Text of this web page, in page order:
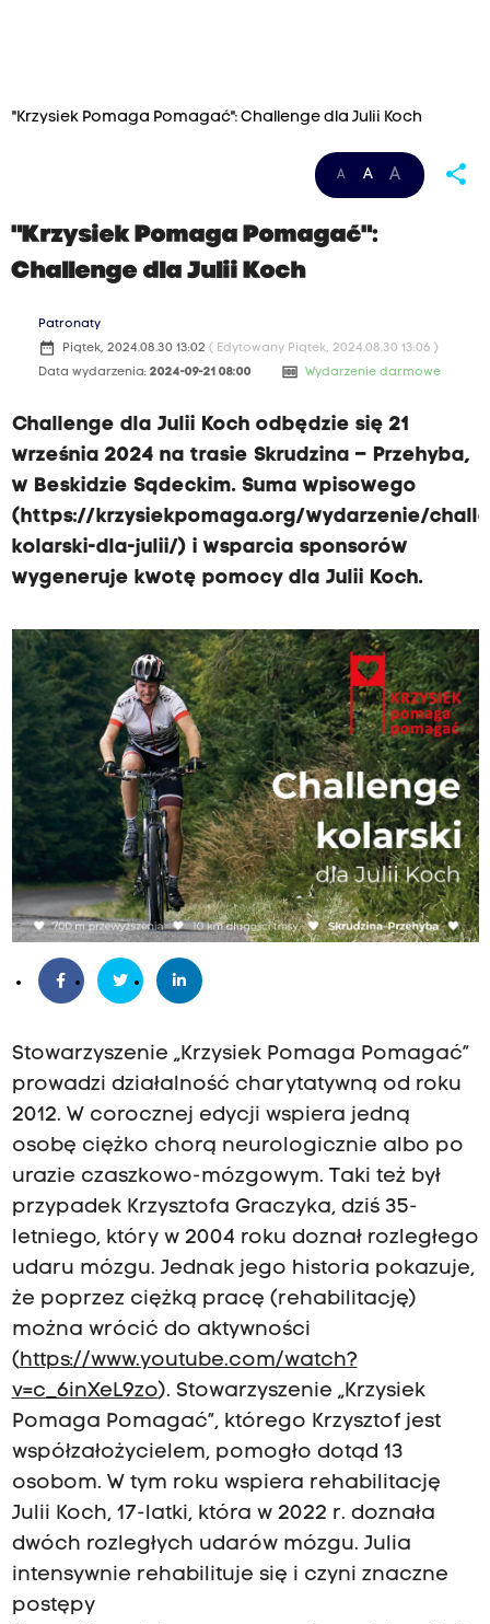
"Krzysiek Pomaga Pomagać": Challenge dla Julii Koch
A A A share
"Krzysiek Pomaga Pomagać":
Challenge dla Julii Koch
Patronaty
date_range Piątek, 2024.08.30 13:02 ( Edytowany Piątek, 2024.08.30 13:06 )
Data wydarzenia: 2024-09-21 08:00 money Wydarzenie darmowe
Challenge dla Julii Koch odbędzie się 21
września 2024 na trasie Skrudzina – Przehyba,
w Beskidzie Sądeckim. Suma wpisowego
(https://krzysiekpomaga.org/wydarzenie/
kolarski-dla-julii/) i wsparcia sponsorów
wygeneruje kwotę pomocy dla Julii Koch.
Stowarzyszenie „Krzysiek Pomaga Pomagać”
prowadzi działalność charytatywną od roku
2012. W corocznej edycji wspiera jedną
osobę ciężko chorą neurologicznie albo po
urazie czaszkowo-mózgowym. Taki też był
przypadek Krzysztofa Graczyka, dziś 35-
letniego, który w 2004 roku doznał rozległego
udaru mózgu. Jednak jego historia pokazuje,
że poprzez ciężką pracę (rehabilitację)
można wrócić do aktywności
(https://www.youtube.com/watch?
v=c_6inXeL9zo). Stowarzyszenie „Krzysiek
Pomaga Pomagać”, którego Krzysztof jest
współzałożycielem, pomogło dotąd 13
osobom. W tym roku wspiera rehabilitację
Julii Koch, 17-latki, która w 2022 r. doznała
dwóch rozległych udarów mózgu. Julia
intensywnie rehabilituje się i czyni znaczne
postępy